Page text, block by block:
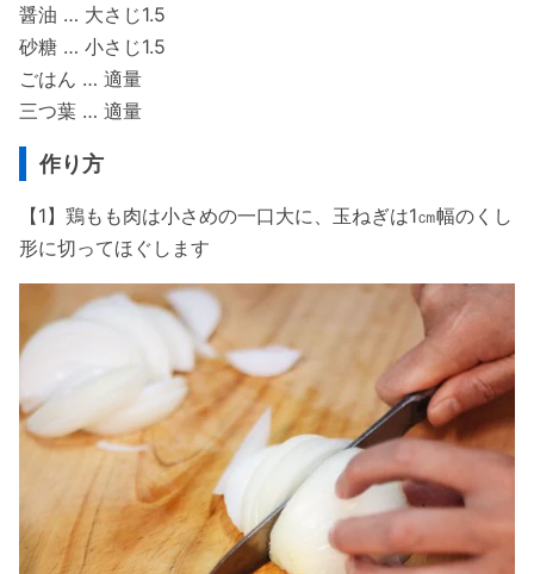
醤油 … 大さじ1.5
砂糖 … 小さじ1.5
ごはん … 適量
三つ葉 … 適量
作り方
【1】鶏もも肉は小さめの一口大に、玉ねぎは1㎝幅のくし
形に切ってほぐします